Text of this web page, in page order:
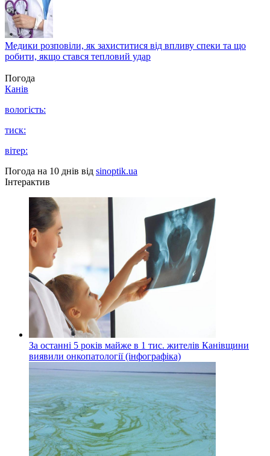
Медики розповіли, як захиститися від впливу спеки та що
робити, якщо стався тепловий удар
Погода
Канів
вологість:
тиск:
вітер:
Погода на 10 днів від sinoptik.ua
Інтерактив
За останні 5 років майже в 1 тис. жителів Канівщини
виявили онкопатології (інфографіка)